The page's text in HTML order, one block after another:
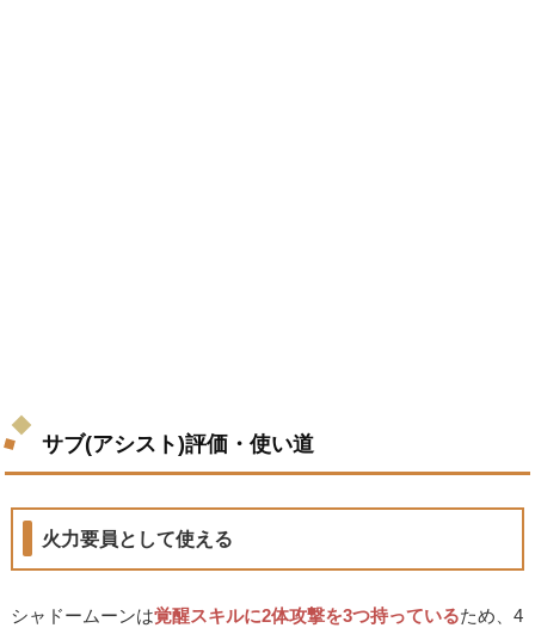
サブ(アシスト)評価・使い道
火力要員として使える
シャドームーンは覚醒スキルに2体攻撃を3つ持っているため、4